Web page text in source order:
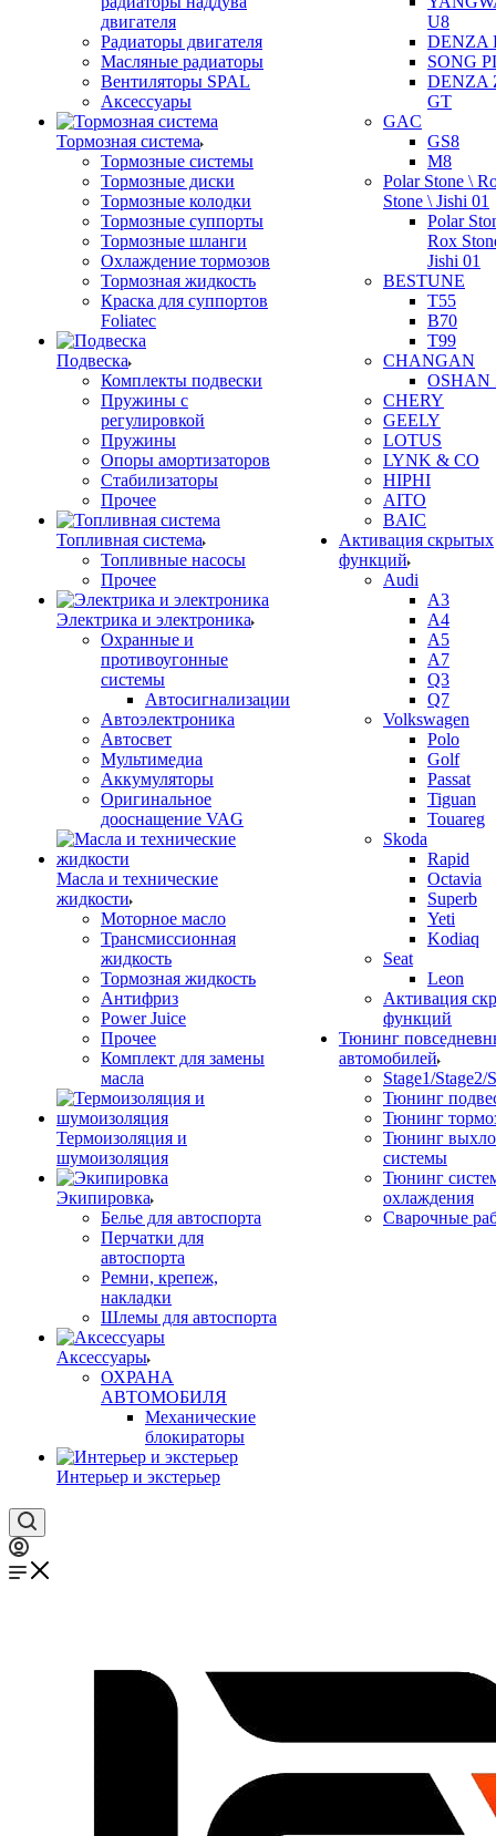
двигателя
Радиаторы двигателя
Масляные радиаторы
Вентиляторы SPAL
Аксессуары
Тормозная система
Тормозные системы
Тормозные диски
Тормозные колодки
Тормозные суппорты
Тормозные шланги
Охлаждение тормозов
Тормозная жидкость
Краска для суппортов
Foliatec
Подвеска
Комплекты подвески
Пружины с
регулировкой
Пружины
Опоры амортизаторов
Стабилизаторы
Прочее
Топливная система
Топливные насосы
Прочее
Электрика и электроника
Охранные и
противоугонные
системы
Автосигнализации
Автоэлектроника
Автосвет
Мультимедиа
Аккумуляторы
Оригинальное
дооснащение VAG
Масла и технические
жидкости
Моторное масло
Трансмиссионная
жидкость
Тормозная жидкость
Антифриз
Power Juice
Прочее
Комплект для замены
масла
Термоизоляция и
шумоизоляция
Экипировка
Белье для автоспорта
Перчатки для
автоспорта
Ремни, крепеж,
накладки
Шлемы для автоспорта
Аксессуары
ОХРАНА
АВТОМОБИЛЯ
Механические
блокираторы
Интерьер и экстерьер
U8
DENZA
SONG
DENZA
GT
GAC
GS8
M8
Polar Stone \
Stone \ Jishi 01
Polar
Rox
Jishi 01
BESTUNE
T55
B70
T99
CHANGAN
OSHAN
CHERY
GEELY
LOTUS
LYNK & CO
HIPHI
AITO
BAIC
Активация скрытых
функций
Audi
A3
A4
A5
A7
Q3
Q7
Volkswagen
Polo
Golf
Passat
Tiguan
Touareg
Skoda
Rapid
Octavia
Superb
Yeti
Kodiaq
Seat
Leon
Активация
функций
Тюнинг
автомобилей
Stage1/Stage2/
Тюнинг
Тюнинг
Тюнинг
системы
Тюнинг
охлаждения
Сварочные